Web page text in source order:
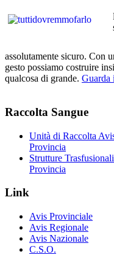
assolutamente sicuro. Con
gesto possiamo costruire
qualcosa di grande. Guarda
Raccolta Sangue
Unità di Raccolta
Provincia
Strutture
Provincia
Link
Avis Provinciale
Avis Regionale
Avis Nazionale
C.S.O.